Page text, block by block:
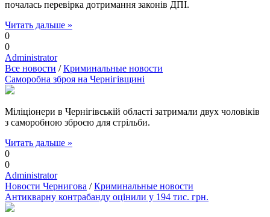
почалась перевірка дотримання законів ДПІ.
Читать дальше »
0
0
Administrator
Все новости /Криминальные новости
Саморобна зброя на Чернігівщині
Міліціонери в Чернігівській області затримали двух чоловіків
з саморобною зброєю для стрільби.
Читать дальше »
0
0
Administrator
Новости Чернигова /Криминальные новости
Антикварну контрабанду оцінили у 194 тис. грн.